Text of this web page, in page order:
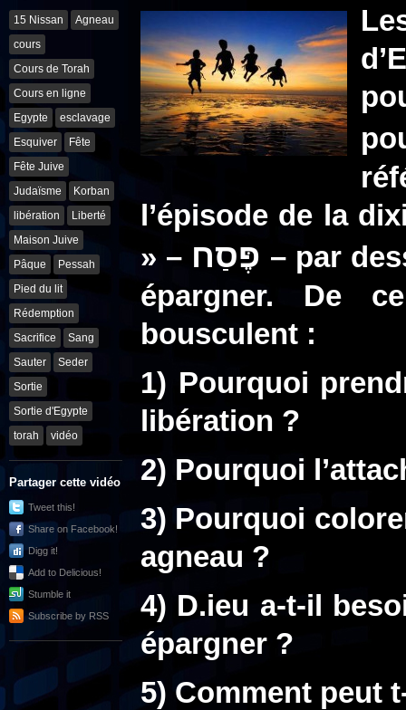
15 Nissan
Agneau
cours
Cours de Torah
Cours en ligne
Egypte
esclavage
Esquiver
Fête
Fête Juive
Judaïsme
Korban
libération
Liberté
Maison Juive
Pâque
Pessah
Pied du lit
Rédemption
Sacrifice
Sang
Sauter
Seder
Sortie
Sortie d'Egypte
torah
vidéo
Partager cette vidéo
Tweet this!
Share on Facebook!
Digg it!
Add to Delicious!
Stumble it
Subscribe by RSS
l’épisode de la
» – פֶּסַח – par
épargner. De
bousculent :
1) Pourquoi
libération ?
2) Pourquoi
3) Pourquoi
agneau ?
4) D.ieu a-t-il
épargner ?
5) Comment peut